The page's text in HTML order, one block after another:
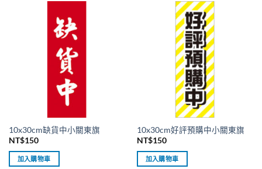
10x30cm缺貨中小關東旗
NT$150
加入購物車
10x30cm好評預購中小關東旗
NT$150
加入購物車